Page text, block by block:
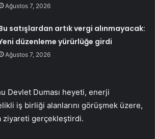
Ağustos 7, 2026
satışlardan artık vergi alınmayacak:
düzenleme yürürlüğe girdi
Ağustos 7, 2026
Devlet Duması heyeti, enerji
iş birliği alanlarını görüşmek üzere,
ziyareti gerçekleştirdi.